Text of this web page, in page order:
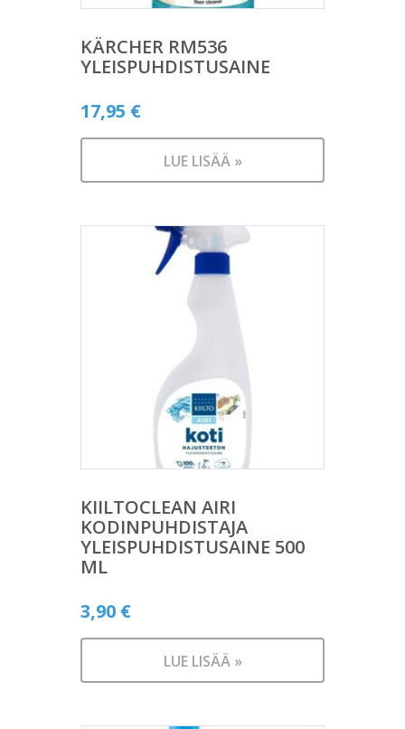
KÄRCHER RM536
YLEISPUHDISTUSAINE
17,95 €
LUE LISÄÄ »
KIILTOCLEAN AIRI
KODINPUHDISTAJA
YLEISPUHDISTUSAINE 500
ML
3,90 €
LUE LISÄÄ »